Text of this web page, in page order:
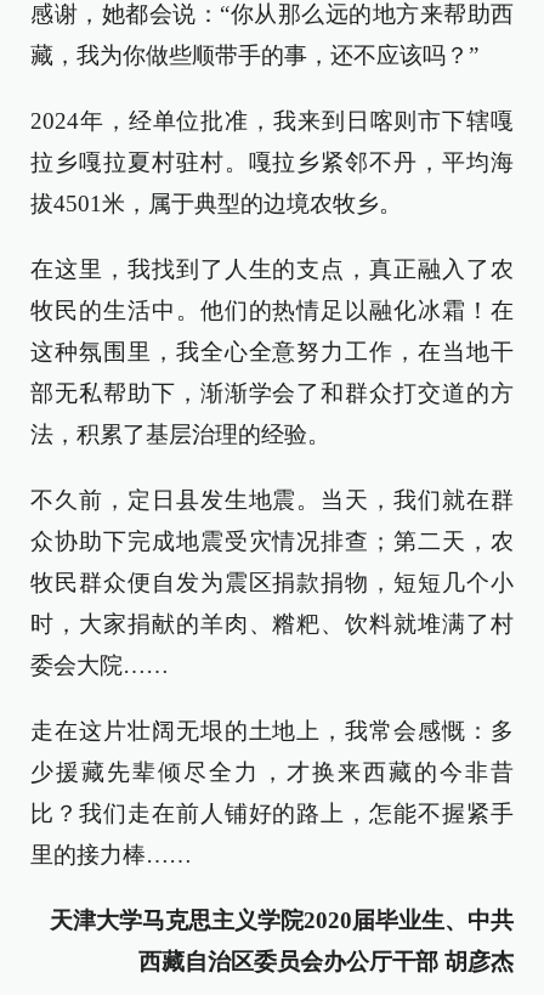
感谢，她都会说：“你从那么远的地方来帮助西
藏，我为你做些顺带手的事，还不应该吗？”
2024年，经单位批准，我来到日喀则市下辖嘎
拉乡嘎拉夏村驻村。嘎拉乡紧邻不丹，平均海
拔4501米，属于典型的边境农牧乡。
在这里，我找到了人生的支点，真正融入了农
牧民的生活中。他们的热情足以融化冰霜！在
这种氛围里，我全心全意努力工作，在当地干
部无私帮助下，渐渐学会了和群众打交道的方
法，积累了基层治理的经验。
不久前，定日县发生地震。当天，我们就在群
众协助下完成地震受灾情况排查；第二天，农
牧民群众便自发为震区捐款捐物，短短几个小
时，大家捐献的羊肉、糌粑、饮料就堆满了村
委会大院……
走在这片壮阔无垠的土地上，我常会感慨：多
少援藏先辈倾尽全力，才换来西藏的今非昔
比？我们走在前人铺好的路上，怎能不握紧手
里的接力棒……
天津大学马克思主义学院2020届毕业生、中共
西藏自治区委员会办公厅干部 胡彦杰